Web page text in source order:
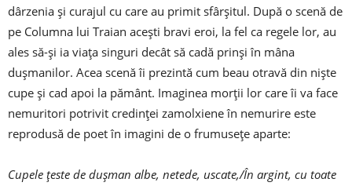
dârzenia și curajul cu care au primit sfârșitul. După o scenă de
pe Columna lui Traian acești bravi eroi, la fel ca regele lor, au
ales să-și ia viața singuri decât să cadă prinși în mâna
dușmanilor. Acea scenă îi prezintă cum beau otravă din niște
cupe și cad apoi la pământ. Imaginea morții lor care îi va face
nemuritori potrivit credinței zamolxiene în nemurire este
reprodusă de poet în imagini de o frumusețe aparte:
Cupele țeste de dușman albe, netede, uscate,/În argint, cu toate